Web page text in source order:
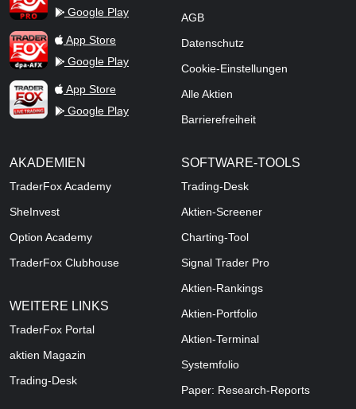
Google Play
TraderFox dpa-AFX ProFeed
App Store
Google Play
TraderFox Live Trading
App Store
Google Play
AGB
Datenschutz
Cookie-Einstellungen
Alle Aktien
Barrierefreiheit
AKADEMIEN
TraderFox Academy
SheInvest
Option Academy
TraderFox Clubhouse
WEITERE LINKS
TraderFox Portal
aktien Magazin
Trading-Desk
SOFTWARE-TOOLS
Trading-Desk
Aktien-Screener
Charting-Tool
Signal Trader Pro
Aktien-Rankings
Aktien-Portfolio
Aktien-Terminal
Systemfolio
Paper: Research-Reports